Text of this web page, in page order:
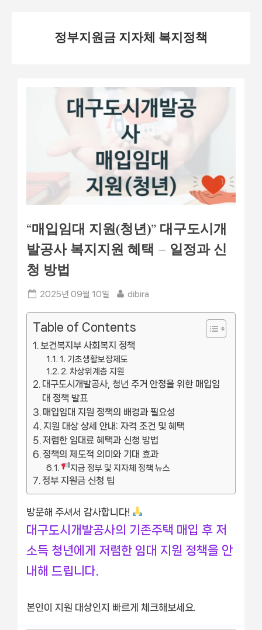
정부지원금 지자체 복지정책
“매입임대 지원(청년)” 대구도시개
발공사 복지지원 혜택 – 일정과 신
청 방법
Posted
2025년 09월 10일 By
dibira
Table of Contents
보건복지부 사회복지 정책
1. 기초생활보장제도
2. 차상위계층 지원
대구도시개발공사, 청년 주거 안정을 위한 매입임
대 정책 발표
매입임대 지원 정책의 배경과 필요성
지원 대상 상세 안내: 자격 조건 및 혜택
저렴한 임대료 혜택과 신청 방법
정책의 제도적 의미와 기대 효과
지금 정부 및 지자체 정책 뉴스
정부 지원금 신청 팁
방문해 주셔서 감사합니다!
대구도시개발공사의 기존주택 매입 후 저
소득 청년에게 저렴한 임대 지원 정책을 안
내해 드립니다.
본인이 지원 대상인지 빠르게 체크해보세요.